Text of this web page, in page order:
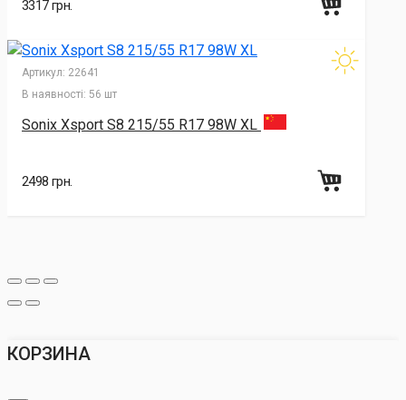
3317 грн.
Артикул: 22641
В наявності: 56 шт
Sonix Xsport S8 215/55 R17 98W XL
2498 грн.
КОРЗИНА